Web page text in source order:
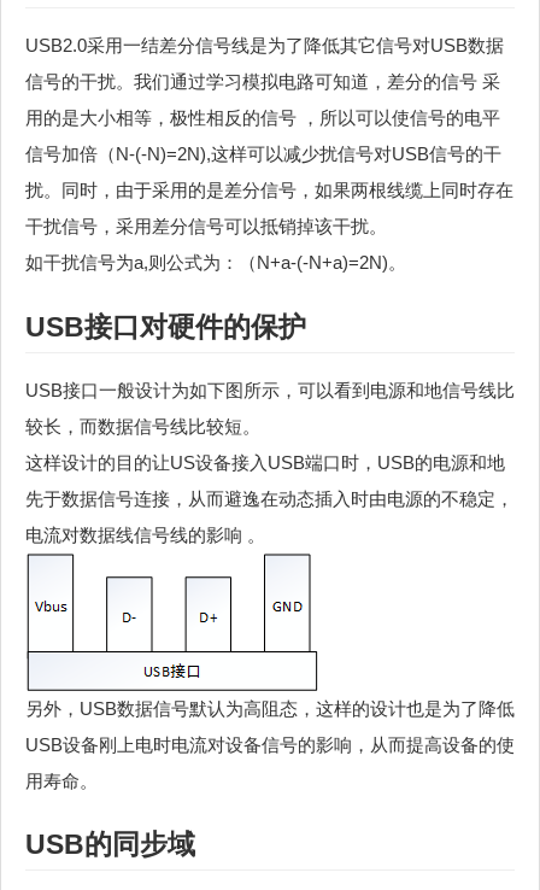
USB2.0采用一结差分信号线是为了降低其它信号对USB数据
信号的干扰。我们通过学习模拟电路可知道，差分的信号 采
用的是大小相等，极性相反的信号 ，所以可以使信号的电平
信号加倍（N-(-N)=2N),这样可以减少扰信号对USB信号的干
扰。同时，由于采用的是差分信号，如果两根线缆上同时存在
干扰信号，采用差分信号可以抵销掉该干扰。
如干扰信号为a,则公式为：（N+a-(-N+a)=2N)。
USB接口对硬件的保护
USB接口一般设计为如下图所示，可以看到电源和地信号线比
较长，而数据信号线比较短。
这样设计的目的让US设备接入USB端口时，USB的电源和地
先于数据信号连接，从而避逸在动态插入时由电源的不稳定，
电流对数据线信号线的影响 。
另外，USB数据信号默认为高阻态，这样的设计也是为了降低
USB设备刚上电时电流对设备信号的影响，从而提高设备的使
用寿命。
USB的同步域